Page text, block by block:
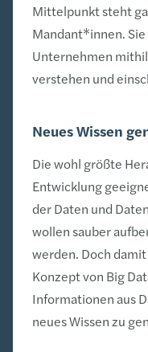
Mittelpunkt steht
Mandant*innen.
Unternehmen
verstehen und
Neues Wissen
Die wohl größte
Entwicklung
der Daten und
wollen sauber
werden. Doch
Konzept von Big
Informationen aus
neues Wissen zu